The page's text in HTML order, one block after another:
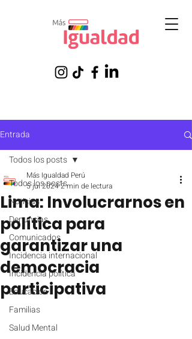
Entrada
Todos los posts
Noticias
Denuncias
Comunicados
Incidencia internacional
Incidencia política
Educación
Familias
Salud Mental
Todos los posts
Lima: Involucrarnos en
política para
garantizar una
democracia
participativa
Más Igualdad Perú
5 jul 20242 min de lectura